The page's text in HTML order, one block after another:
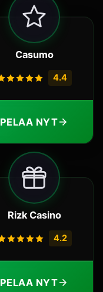
Casumo
4.4
PELAA NYT
Rizk Casino
4.2
PELAA NYT